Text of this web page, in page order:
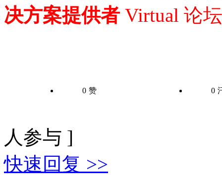
决方案提供者 Virtual 论
0 赞 0
人参与 ]
快速回复 >>